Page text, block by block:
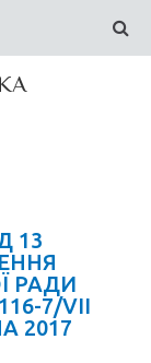
13
РАДИ
7/VІІ
2017